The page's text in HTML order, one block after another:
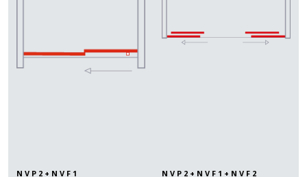
NVP2+NVF1 NVP2+NVF1+NVF2